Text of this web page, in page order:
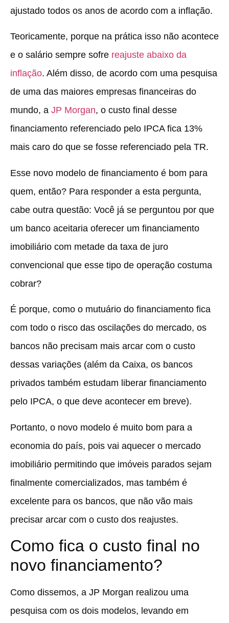
ajustado todos os anos de acordo com a inflação.
Teoricamente, porque na prática isso não acontece
e o salário sempre sofre reajuste abaixo da
inflação. Além disso, de acordo com uma pesquisa
de uma das maiores empresas financeiras do
mundo, a JP Morgan, o custo final desse
financiamento referenciado pelo IPCA fica 13%
mais caro do que se fosse referenciado pela TR.
Esse novo modelo de financiamento é bom para
quem, então? Para responder a esta pergunta,
cabe outra questão: Você já se perguntou por que
um banco aceitaria oferecer um financiamento
imobiliário com metade da taxa de juro
convencional que esse tipo de operação costuma
cobrar?
É porque, como o mutuário do financiamento fica
com todo o risco das oscilações do mercado, os
bancos não precisam mais arcar com o custo
dessas variações (além da Caixa, os bancos
privados também estudam liberar financiamento
pelo IPCA, o que deve acontecer em breve).
Portanto, o novo modelo é muito bom para a
economia do país, pois vai aquecer o mercado
imobiliário permitindo que imóveis parados sejam
finalmente comercializados, mas também é
excelente para os bancos, que não vão mais
precisar arcar com o custo dos reajustes.
Como fica o custo final no
novo financiamento?
Como dissemos, a JP Morgan realizou uma
pesquisa com os dois modelos, levando em